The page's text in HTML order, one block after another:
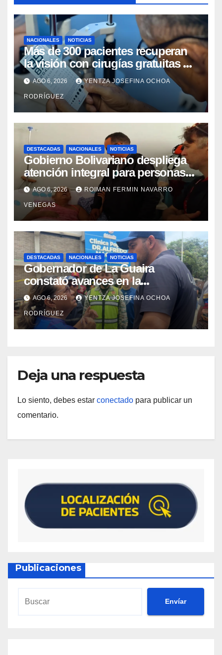
NACIONALES NOTICIAS
Más de 300 pacientes recuperan
la visión con cirugías gratuitas de
cataratas en Zulia
AGO 6, 2026 YENTZA JOSEFINA OCHOA
RODRÍGUEZ
DESTACADAS NACIONALES NOTICIAS
Gobierno Bolivariano despliega
atención integral para personas
con discapacidad en
campamentos de La Guaira
AGO 6, 2026 ROIMAN FERMIN NAVARRO
VENEGAS
DESTACADAS NACIONALES NOTICIAS
Gobernador de La Guaira
constató avances en la
rehabilitación del Hospitalito de
Catia la Mar
AGO 6, 2026 YENTZA JOSEFINA OCHOA
RODRÍGUEZ
Deja una respuesta
Lo siento, debes estar conectado para publicar un
comentario.
Publicaciones
Envíar